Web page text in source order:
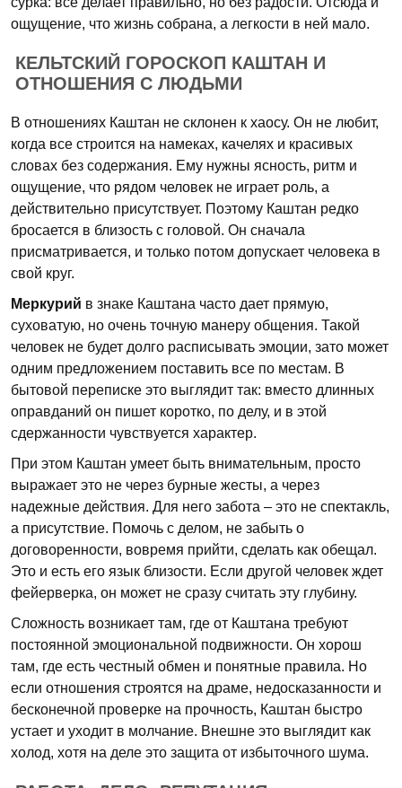
ощущение, что жизнь собрана, а легкости в ней мало.
КЕЛЬТСКИЙ ГОРОСКОП КАШТАН И
ОТНОШЕНИЯ С ЛЮДЬМИ
В отношениях Каштан не склонен к хаосу. Он не любит,
когда все строится на намеках, качелях и красивых
словах без содержания. Ему нужны ясность, ритм и
ощущение, что рядом человек не играет роль, а
действительно присутствует. Поэтому Каштан редко
бросается в близость с головой. Он сначала
присматривается, и только потом допускает человека в
свой круг.
Меркурий в знаке Каштана часто дает прямую,
суховатую, но очень точную манеру общения. Такой
человек не будет долго расписывать эмоции, зато может
одним предложением поставить все по местам. В
бытовой переписке это выглядит так: вместо длинных
оправданий он пишет коротко, по делу, и в этой
сдержанности чувствуется характер.
При этом Каштан умеет быть внимательным, просто
выражает это не через бурные жесты, а через
надежные действия. Для него забота – это не спектакль,
а присутствие. Помочь с делом, не забыть о
договоренности, вовремя прийти, сделать как обещал.
Это и есть его язык близости. Если другой человек ждет
фейерверка, он может не сразу считать эту глубину.
Сложность возникает там, где от Каштана требуют
постоянной эмоциональной подвижности. Он хорош
там, где есть честный обмен и понятные правила. Но
если отношения строятся на драме, недосказанности и
бесконечной проверке на прочность, Каштан быстро
устает и уходит в молчание. Внешне это выглядит как
холод, хотя на деле это защита от избыточного шума.